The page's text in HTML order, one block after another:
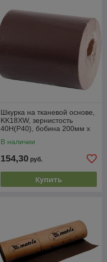
Шкурка на тканевой основе,
KK18XW, зернистость
40Н(Р40), бобина 200мм х
Россия
В наличии
154,30 руб.
Купить